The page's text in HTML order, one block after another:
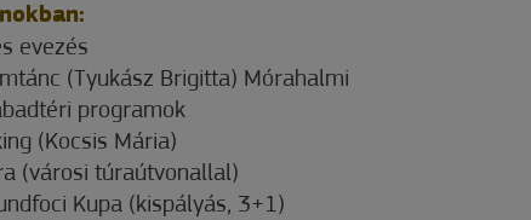
evezés
(Tyukász Brigitta) Mórahalmi
programok
(Kocsis Mária)
(városi túraútvonallal)
Kupa (kispályás, 3+1)